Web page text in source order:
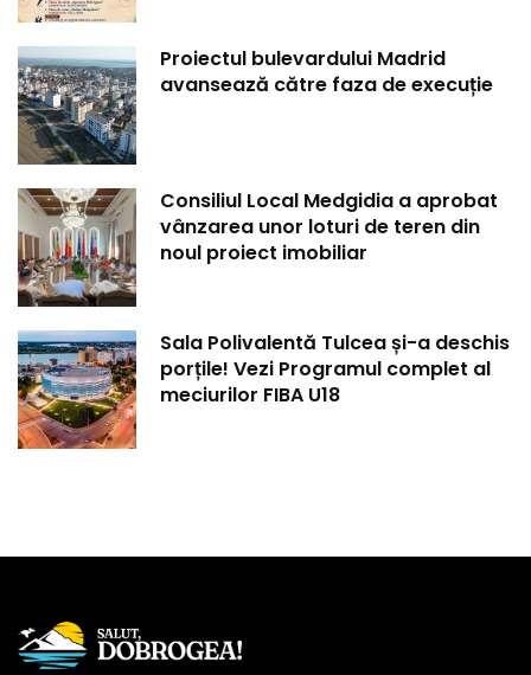
Proiectul bulevardului Madrid
avansează către faza de execuție
Consiliul Local Medgidia a aprobat
vânzarea unor loturi de teren din
noul proiect imobiliar
Sala Polivalentă Tulcea și-a deschis
porțile! Vezi Programul complet al
meciurilor FIBA U18